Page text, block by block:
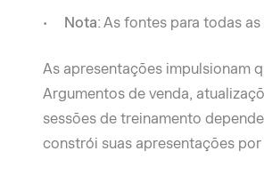
Nota: As fontes para todas
As apresentações impulsionam
Argumentos de venda,
sessões de treinamento
constrói suas apresentações